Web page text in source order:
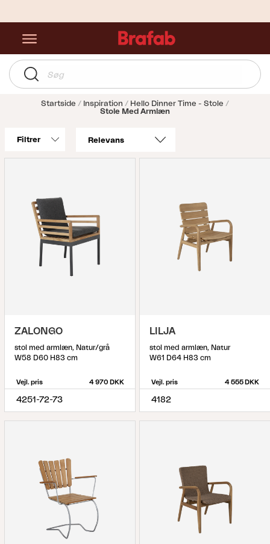
Startside Inspiration
Hello Dinner Time - Stole
Stole Med Armlæn
Filtrer
ZALONGO
stol med armlæn, Natur/grå
W58 D60 H83 cm
Vejl. pris 4 970 DKK
4251-72-73
LILJA
stol med armlæn, Natur
W61 D64 H83 cm
Vejl. pris 4 555 DKK
4182